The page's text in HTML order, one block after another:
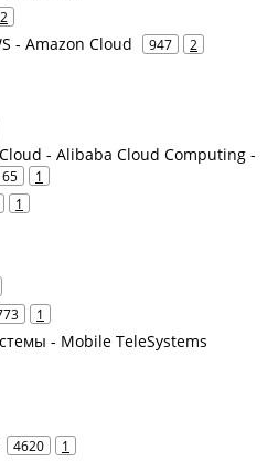
2
- Amazon Cloud 947 2
- Alibaba Cloud Computing -
65 1
1
1
- Mobile TeleSystems
4620 1